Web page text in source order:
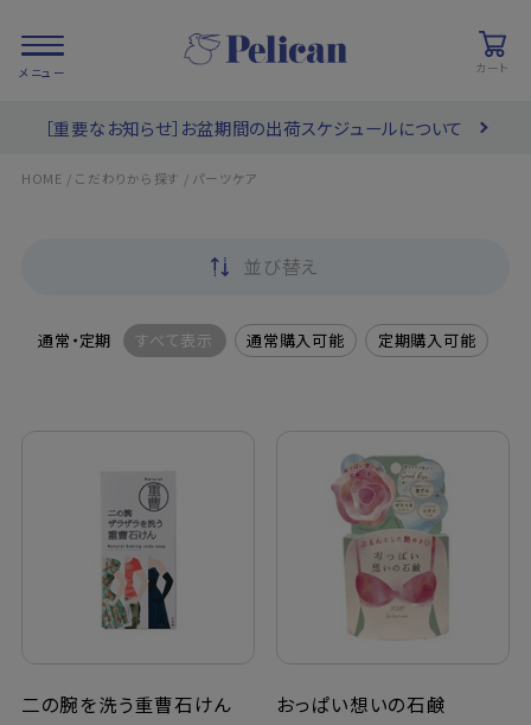
カート
PRODUCTS/ 商品を探す
定期購入
［重要なお知らせ］お盆期間の出荷スケジュールについて
HOME / こだわりから探す / パーツケア
並び替え
通常・定期 すべて表示 通常購入可能 定期購入可能
二の腕を洗う重曹石けん おっぱい想いの石鹸